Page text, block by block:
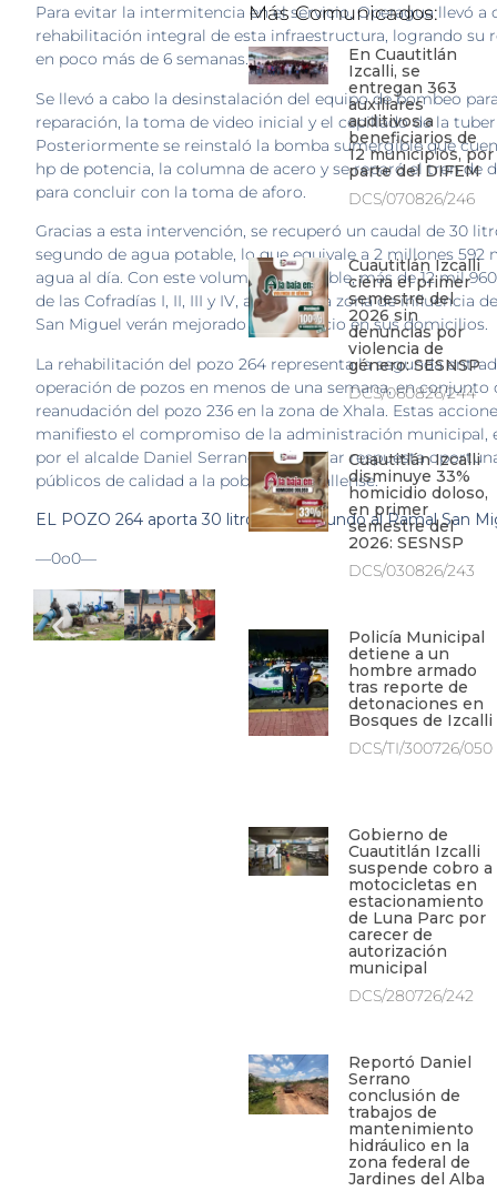
Para evitar la intermitencia en el servicio, Operagua llevó a
rehabilitación integral de esta infraestructura, logrando su
en poco más de 6 semanas.
Se llevó a cabo la desinstalación del equipo de bombeo
reparación, la toma de video inicial y el cepillado de la
Posteriormente se reinstaló la bomba sumergible que
hp de potencia, la columna de acero y se reparó el tren de
para concluir con la toma de aforo.
Gracias a esta intervención, se recuperó un caudal de 30
segundo de agua potable, lo que equivale a 2 millones 592
agua al día. Con este volumen disponible, más de 12 mil
de las Cofradías I, II, III y IV, así como la zona de influencia
San Miguel verán mejorado este servicio en sus domicilios.
La rehabilitación del pozo 264 representa la segunda
operación de pozos en menos de una semana, en conjunto
reanudación del pozo 236 en la zona de Xhala. Estas
manifiesto el compromiso de la administración municipal,
por el alcalde Daniel Serrano, de brindar respuesta
públicos de calidad a la población izcallense.
EL POZO 264 aporta 30 litros por segundo al Ramal San
—0o0—
Más Comunicados:
En Cuautitlán
Izcalli, se
entregan 363
auxiliares
auditivos a
beneficiarios de
12 municipios, por
parte del DIFEM
DCS/070826/246
Cuautitlán Izcalli
cierra el primer
semestre del
2026 sin
denuncias por
violencia de
género: SESNSP
DCS/060826/244
Cuautitlán Izcalli
disminuye 33%
homicidio doloso,
en primer
semestre del
2026: SESNSP
DCS/030826/243
Policía Municipal
detiene a un
hombre armado
tras reporte de
detonaciones en
Bosques de Izcalli
DCS/TI/300726/050
Gobierno de
Cuautitlán Izcalli
suspende cobro a
motocicletas en
estacionamiento
de Luna Parc por
carecer de
autorización
municipal
DCS/280726/242
Reportó Daniel
Serrano
conclusión de
trabajos de
mantenimiento
hidráulico en la
zona federal de
Jardines del Alba